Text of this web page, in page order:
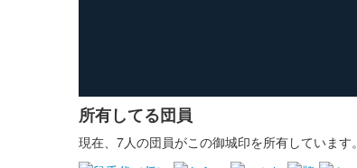
所有してる団員
現在、7人の団員がこの御城印を所有しています。